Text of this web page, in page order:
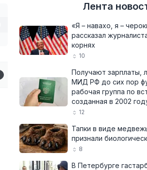
Лента
«Я – навахо, я –
рассказал
корнях
10
Получают зарплаты,
МИД РФ до сих пор
рабочая группа по
созданная в 2002
12
Тапки в виде
признали
8
В Петербурге